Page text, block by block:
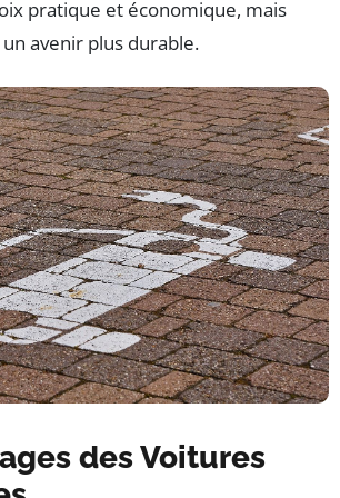
pratique et économique, mais
avenir plus durable.
des Voitures